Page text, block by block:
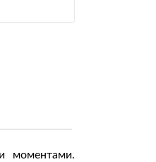
моментами.